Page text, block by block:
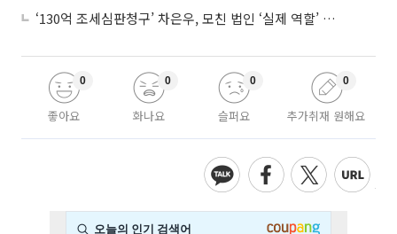
‘130억 조세심판청구’ 차은우, 모친 법인 ‘실제 역할’ 다툴 듯
좋아요
0
화나요
0
슬퍼요
0
추가취재 원해요
0